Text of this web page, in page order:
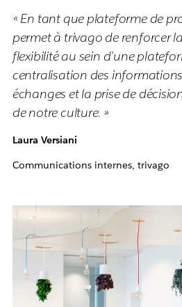
« En tant que plateforme de
permet à trivago de renforcer
flexibilité au sein d’une
centralisation des
échanges et la prise de
de notre culture. »
Laura Versiani
Communications internes, trivago